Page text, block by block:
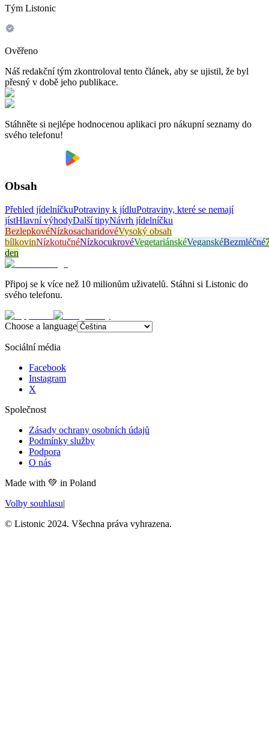
Tým Listonic
Ověřeno
Náš redakční tým zkontroloval tento článek, aby se ujistil, že byl
přesný v době jeho publikace.
Stáhněte si nejlépe hodnocenou aplikaci pro nákupní seznamy do
svého telefonu!
Obsah
Přehled jídelníčkuPotraviny k jídluPotraviny, které se nemají
jístHlavní výhodyDalší tipyNávrh jídelníčku
BezlepkovéNízkosacharidovéVysoký obsah
bílkovinNízkotučnéNízkocukrovéVegetariánskéVeganskéBezmléčné
den
Připoj se k více než 10 milionům uživatelů. Stáhni si Listonic do
svého telefonu.
Choose a language
Sociální média
Facebook
Instagram
X
Společnost
Zásady ochrany osobních údajů
Podmínky služby
Podpora
O nás
Made with 💚 in Poland
Volby souhlasu|
© Listonic 2024. Všechna práva vyhrazena.